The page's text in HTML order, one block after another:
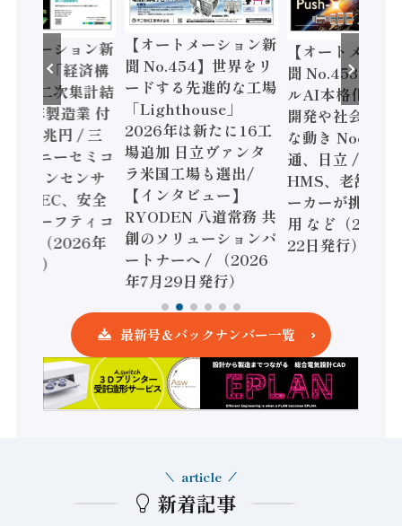
トメーション新
】「経済構
調査二次集計結
年製造業 付
額86兆円 / 三
とソニーセミコ
ジョンセンサ
/ IDEC、安全
すセーフティコ
ーラ（2026年
発行）
【オートメーション新
聞 No.454】世界をリ
ードする先進的な工場
「Lighthouse」
2026年は新たに16工
場追加 日立ヴァンタ
ラ米国工場も選出/
【インタビュー】
RYODEN 八道常務 共
創のソリューションパ
ートナーへ / （2026
年7月29日発行）
【オートメーシ
聞 No.453】フ
ルAI本格化へ
開発や社会実装
な動き Noetra
通、日立 / 兵神
HMS、老舗ポ
ーカーが挑むデ
用 など（2026
22日発行）
最新号＆バックナンバー一覧
新着記事
article